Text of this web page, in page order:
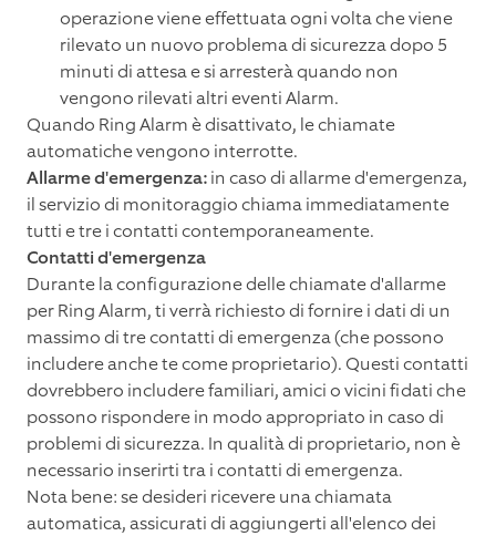
operazione viene effettuata ogni volta che viene
rilevato un nuovo problema di sicurezza dopo 5
minuti di attesa e si arresterà quando non
vengono rilevati altri eventi Alarm.
Quando Ring Alarm è disattivato, le chiamate
automatiche vengono interrotte.
Allarme d'emergenza:in caso di allarme d'emergenza,
il servizio di monitoraggio chiama immediatamente
tutti e tre i contatti contemporaneamente.
Contatti d'emergenza
Durante la configurazione delle chiamate d'allarme
per Ring Alarm, ti verrà richiesto di fornire i dati di un
massimo di tre contatti di emergenza (che possono
includere anche te come proprietario). Questi contatti
dovrebbero includere familiari, amici o vicini fidati che
possono rispondere in modo appropriato in caso di
problemi di sicurezza. In qualità di proprietario, non è
necessario inserirti tra i contatti di emergenza.
Nota bene: se desideri ricevere una chiamata
automatica, assicurati di aggiungerti all'elenco dei